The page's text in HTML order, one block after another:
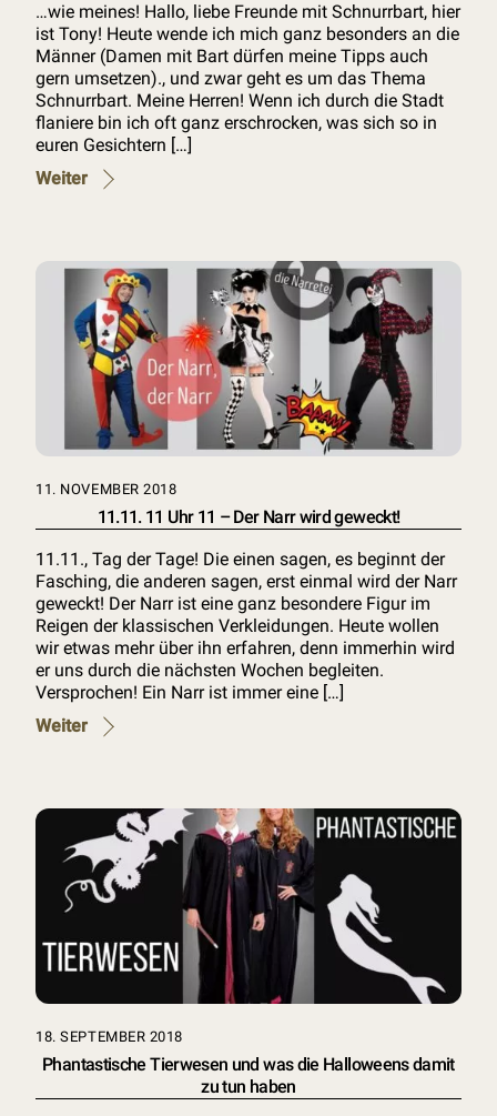
…wie meines! Hallo, liebe Freunde mit Schnurrbart, hier
ist Tony! Heute wende ich mich ganz besonders an die
Männer (Damen mit Bart dürfen meine Tipps auch
gern umsetzen)., und zwar geht es um das Thema
Schnurrbart. Meine Herren! Wenn ich durch die Stadt
flaniere bin ich oft ganz erschrocken, was sich so in
euren Gesichtern […]
Weiter
11. NOVEMBER 2018
11.11. 11 Uhr 11 – Der Narr wird geweckt!
11.11., Tag der Tage! Die einen sagen, es beginnt der
Fasching, die anderen sagen, erst einmal wird der Narr
geweckt! Der Narr ist eine ganz besondere Figur im
Reigen der klassischen Verkleidungen. Heute wollen
wir etwas mehr über ihn erfahren, denn immerhin wird
er uns durch die nächsten Wochen begleiten.
Versprochen! Ein Narr ist immer eine […]
Weiter
18. SEPTEMBER 2018
Phantastische Tierwesen und was die Halloweens damit
zu tun haben